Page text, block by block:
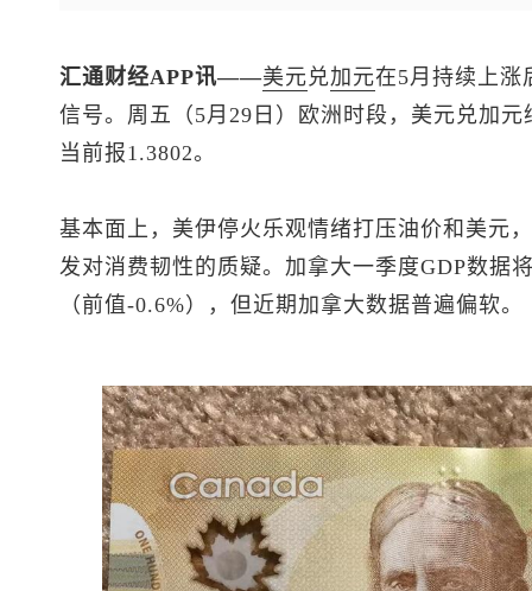
汇通财经APP讯——美元兑加元在5月持续上涨
信号。周五（5月29日）欧洲时段， 美元兑加元
当前报1.3802。
基本面上，美伊停火乐观情绪打压油价和美元，
发对消费韧性的质疑。加拿大一季度GDP数据
（前值-0.6%），但近期加拿大数据普遍偏软。